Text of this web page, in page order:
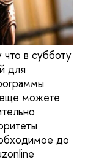
в субботу
для
еще можете
до